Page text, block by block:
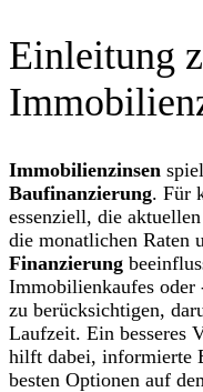
Einleitung
Immobilienzinsen
Baufinanzierung. Für
essenziell, die aktuellen
die monatlichen Raten
Finanzierung
Immobilienkaufes oder
zu berücksichtigen,
Laufzeit. Ein besseres
hilft dabei, informierte
besten Optionen auf